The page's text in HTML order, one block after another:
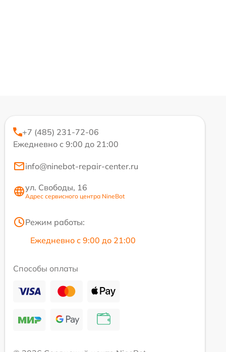
+7 (485) 231-72-06
Ежедневно с 9:00 до 21:00
info@ninebot-repair-center.ru
ул. Свободы, 16
Адрес сервисного центра NineBot
Режим работы:
Ежедневно с 9:00 до 21:00
Способы оплаты